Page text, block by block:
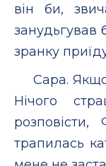
він би,
занудьгував
зранку
Сара.
Нічого
трапилась